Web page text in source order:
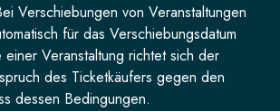
Verschiebungen von Veranstaltungen
für das Verschiebungsdatum
Veranstaltung richtet sich der
des Ticketkäufers gegen den
dessen Bedingungen.